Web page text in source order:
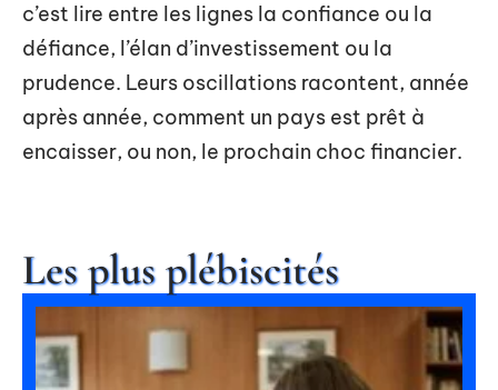
c’est lire entre les lignes la confiance ou la
défiance, l’élan d’investissement ou la
prudence. Leurs oscillations racontent, année
après année, comment un pays est prêt à
encaisser, ou non, le prochain choc financier.
Les plus plébiscités